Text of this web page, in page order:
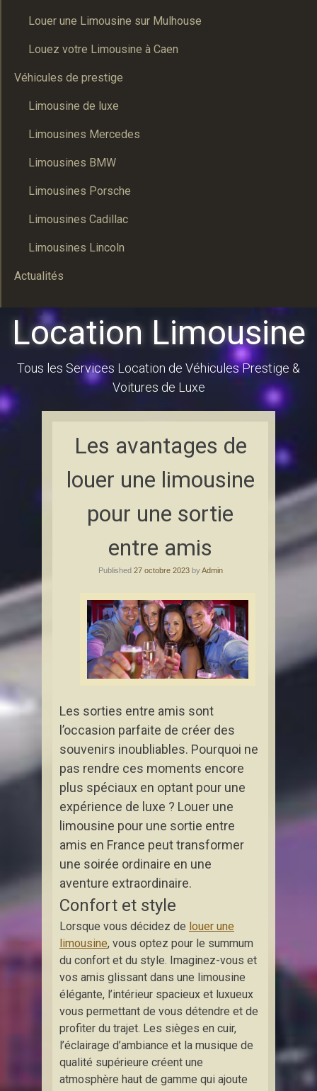
Louer une Limousine sur Mulhouse
Louez votre Limousine à Caen
Véhicules de prestige
Limousine de luxe
Limousines Mercedes
Limousines BMW
Limousines Porsche
Limousines Cadillac
Limousines Lincoln
Actualités
Location Limousine
Tous les Services Location de Véhicules Prestige &
Voitures de Luxe
Les avantages de
louer une limousine
pour une sortie
entre amis
Published 27 octobre 2023byAdmin
Les sorties entre amis sont
l’occasion parfaite de créer des
souvenirs inoubliables. Pourquoi ne
pas rendre ces moments encore
plus spéciaux en optant pour une
expérience de luxe ? Louer une
limousine pour une sortie entre
amis en France peut transformer
une soirée ordinaire en une
aventure extraordinaire.
Confort et style
Lorsque vous décidez de louer une
limousine, vous optez pour le summum
du confort et du style. Imaginez-vous et
vos amis glissant dans une limousine
élégante, l’intérieur spacieux et luxueux
vous permettant de vous détendre et de
profiter du trajet. Les sièges en cuir,
l’éclairage d’ambiance et la musique de
qualité supérieure créent une
atmosphère haut de gamme qui ajoute